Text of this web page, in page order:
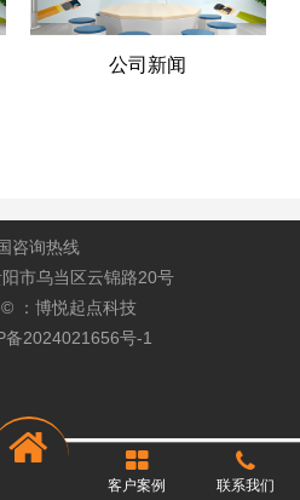
公司新闻
咨询热线
市乌当区云锦路20号
：博悦起点科技
备2024021656号-1
客户案例 联系我们